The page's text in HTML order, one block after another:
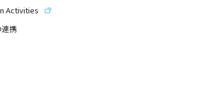
Activities
携